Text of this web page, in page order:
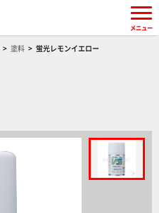
塗料 蛍光レモンイエロー
メニュー